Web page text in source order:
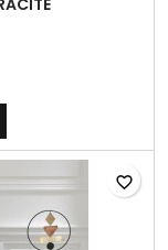
favorite_border